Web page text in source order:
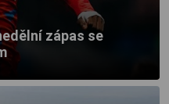
zápas se